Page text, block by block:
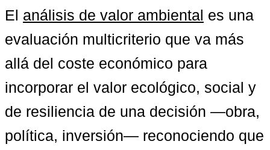
El análisis de valor ambiental es una
evaluación multicriterio que va más
allá del coste económico para
incorporar el valor ecológico, social y
de resiliencia de una decisión —obra,
política, inversión— reconociendo que